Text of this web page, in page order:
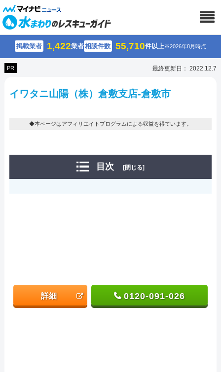
掲載業者 1,422業者相談件数 55,710件以上※2026年8月時点
PR 最終更新日： 2022.12.7
イワタニ山陽（株）倉敷支店-倉敷市
◆本ページはアフィリエイトプログラムによる収益を得ています。
目次 [閉じる]
詳細 0120-091-026